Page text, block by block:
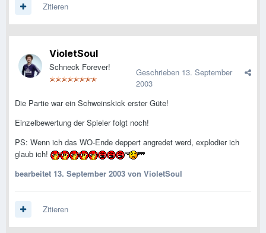
Zitieren
VioletSoul
Schneck Forever! Geschrieben 13. September
2003
Die Partie war ein Schweinskick erster Güte!
Einzelbewertung der Spieler folgt noch!
PS: Wenn ich das WO-Ende deppert angredet werd, explodier ich
glaub ich!
bearbeitet 13. September 2003 von VioletSoul
Zitieren